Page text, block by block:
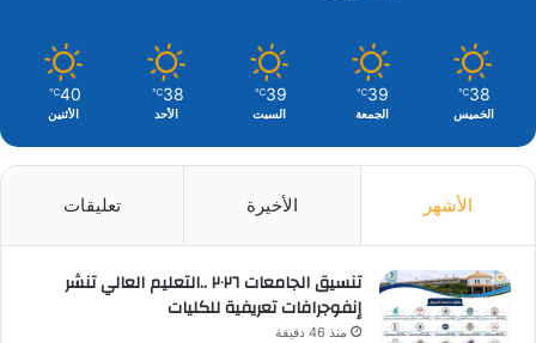
38
℃
الخميس
39
℃
الجمعة
39
℃
السبت
38
℃
الأحد
40
℃
الأثنين
الأشهر الأخيرة تعليقات
تنسيق الجامعات ٢٠٢٦ ..التعليم العالي تنشر
إنفوجرافات تعريفية للكليات
منذ 46 دقيقة